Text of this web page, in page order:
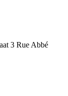
3 Rue Abbé